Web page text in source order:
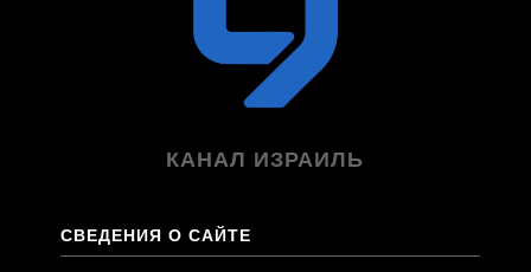
КАНАЛ ИЗРАИЛЬ
СВЕДЕНИЯ О САЙТЕ